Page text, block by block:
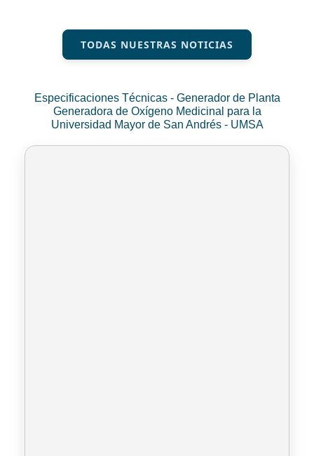
TODAS NUESTRAS NOTICIAS
Especificaciones Técnicas - Generador de Planta
Generadora de Oxígeno Medicinal para la
Universidad Mayor de San Andrés - UMSA